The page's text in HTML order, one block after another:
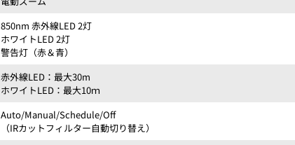
850nm 赤外線LED 2灯
ホワイトLED 2灯
警告灯（赤＆青）
赤外線LED：最大30m
ホワイトLED：最大10ｍ
Auto/Manual/Schedule/Off
（IRカットフィルター自動切り替え）